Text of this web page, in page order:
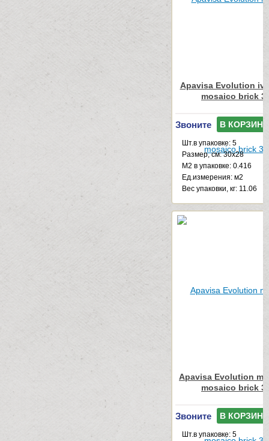
Apavisa Evolution
mosaico brick
Звоните В КОРЗИНУ
Шт.в упаковке: 5
Размер, см: 30x28
М2 в упаковке: 0.416
Ед.измерения: м2
Веc упаковки, кг: 11.06
Apavisa Evolution
mosaico brick
Звоните В КОРЗИНУ
Шт.в упаковке: 5